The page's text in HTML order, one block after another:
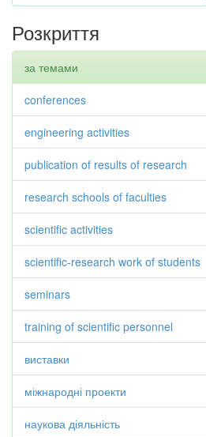
Розкриття
за темами
conferences
engineering activities
publication of results of research
research schools of faculties
scientific activities
scientific-research work of students
seminars
training of scientific personnel
виставки
міжнародні проекти
наукова діяльність